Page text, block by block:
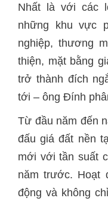
Nhất là với các
những khu vực
nghiệp, thương
thiện, mặt bằng
trở thành đích
tới – ông Đính
Từ đầu năm đến
đấu giá đất nền
mới với tần suất
năm trước. Hoạt
động và không